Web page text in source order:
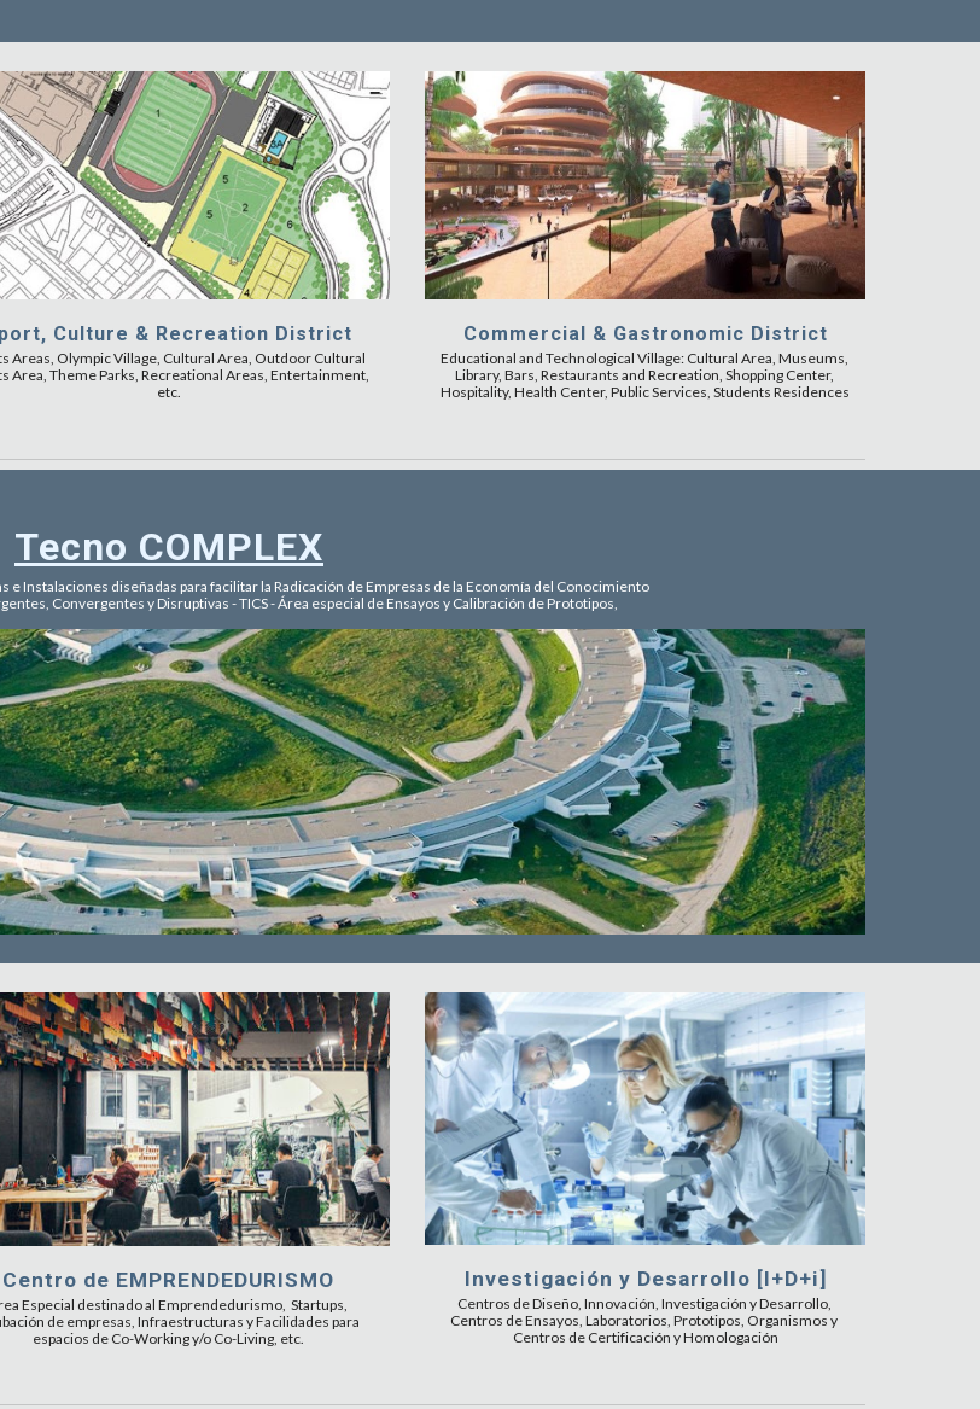
Culture & Recreation District
Areas, Olympic Village, Cultural Area, Outdoor Cultural
Area, Theme Parks, Recreational Areas, Entertainment,
etc.
Commercial & Gastronomic District
Educational and Technological Village: Cultural Area, Museums,
Library, Bars, Restaurants and Recreation, Shopping Center,
Hospitality, Health Center, Public Services, Students Residences
Tecno COMPLEX
Instalaciones diseñadas para facilitar la Radicación de Empresas de la Economía del Conocimiento
Convergentes y Disruptivas - TICS - Área especial de Ensayos y Calibración de Prototipos,
Centro de EMPRENDEDURISMO
Especial destinado al Emprendedurismo,  Startups,
de empresas, Infraestructuras y Facilidades para
espacios de Co-Working y/o Co-Living, etc.
Investigación y Desarrollo [I+D+i]
Centros de Diseño, Innovación, Investigación y Desarrollo,
Centros de Ensayos, Laboratorios, Prototipos, Organismos y
Centros de Certificación y Homologación